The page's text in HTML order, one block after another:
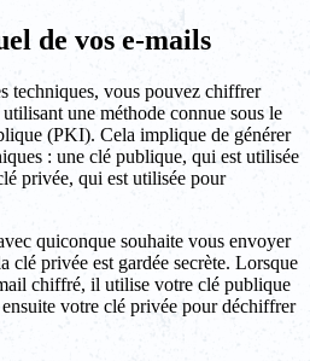
de vos e-mails
techniques, vous pouvez chiffrer
une méthode connue sous le
(PKI). Cela implique de générer
: une clé publique, qui est utilisée
privée, qui est utilisée pour
quiconque souhaite vous envoyer
clé privée est gardée secrète. Lorsque
chiffré, il utilise votre clé publique
votre clé privée pour déchiffrer